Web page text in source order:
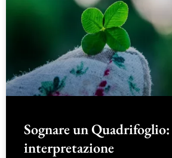
Sognare un
interpretazione